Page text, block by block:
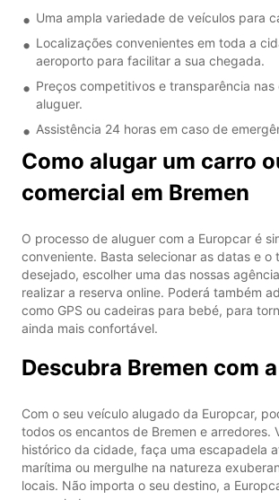
Uma ampla variedade de veículos para
Localizações convenientes em toda a
aeroporto para facilitar a sua chegada.
Preços competitivos e transparência
aluguer.
Assistência 24 horas em caso de
Como alugar um carro
comercial em Bremen
O processo de aluguer com a Europcar é
conveniente. Basta selecionar as datas e o
desejado, escolher uma das nossas
realizar a reserva online. Poderá também
como GPS ou cadeiras para bebé, para
ainda mais confortável.
Descubra Bremen com
Com o seu veículo alugado da Europcar,
todos os encantos de Bremen e arredores.
histórico da cidade, faça uma escapadela
marítima ou mergulhe na natureza
locais. Não importa o seu destino, a